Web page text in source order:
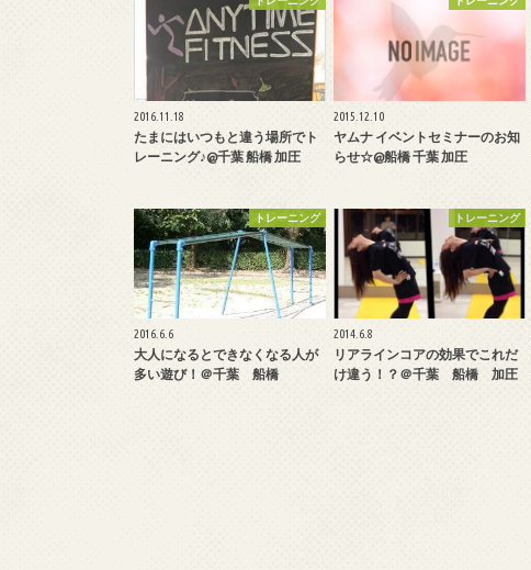
2016.11.18
たまにはいつもと違う場所でト
レーニング♪@千葉 船橋 加圧
2015.12.10
ヤムナ イベントセミナーのお知
らせ☆@船橋 千葉 加圧
トレーニング
2016.6.6
大人になるとできなくなる人が
多い遊び！＠千葉 船橋
トレーニング
2014.6.8
リアラインコアの効果でこれだ
け違う！？＠千葉 船橋 加圧